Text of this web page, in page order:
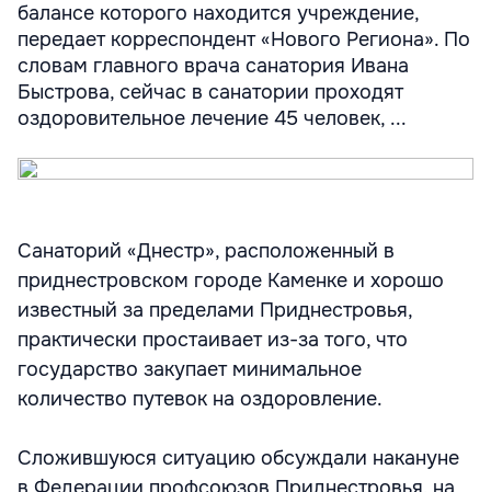
балансе которого находится учреждение,
передает корреспондент «Нового Региона». По
словам главного врача санатория Ивана
Быстрова, сейчас в санатории проходят
оздоровительное лечение 45 человек, ...
Санаторий «Днестр», расположенный в
приднестровском городе Каменке и хорошо
известный за пределами Приднестровья,
практически простаивает из-за того, что
государство закупает минимальное
количество путевок на оздоровление.
Сложившуюся ситуацию обсуждали накануне